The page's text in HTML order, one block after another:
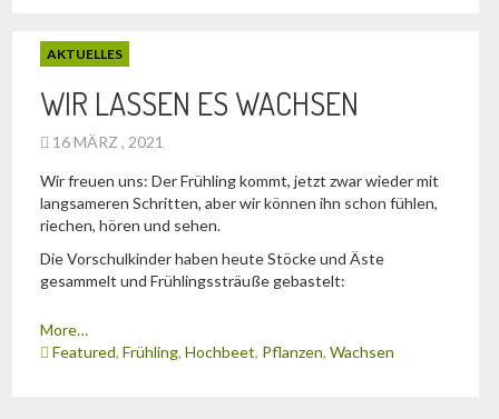
AKTUELLES
WIR LASSEN ES WACHSEN
16 MÄRZ , 2021
Wir freuen uns: Der Frühling kommt, jetzt zwar wieder mit
langsameren Schritten, aber wir können ihn schon fühlen,
riechen, hören und sehen.
Die Vorschulkinder haben heute Stöcke und Äste
gesammelt und Frühlingssträuße gebastelt:
More…
Featured, Frühling, Hochbeet, Pflanzen, Wachsen